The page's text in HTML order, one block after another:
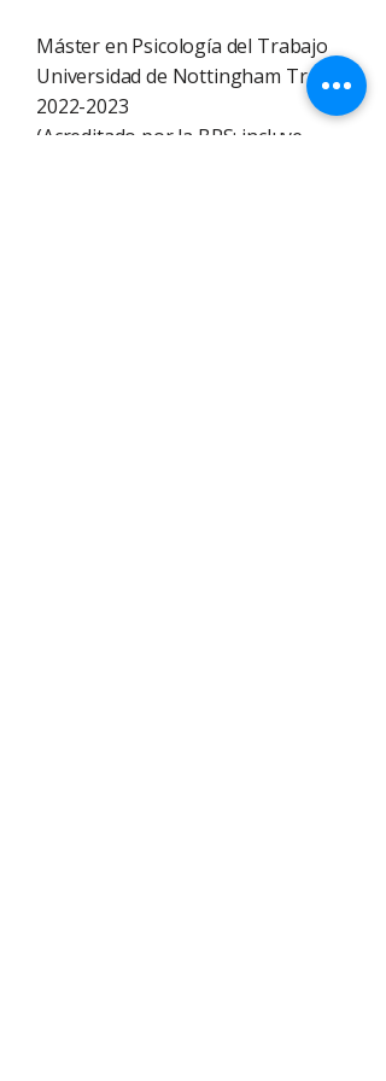
Máster en Psicología del Trabajo
Universidad de Nottingham Trent
2022-2023
(Acreditado por la BPS; incluye